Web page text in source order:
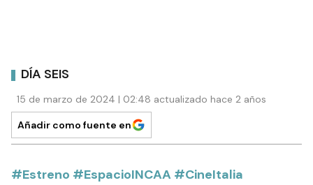
DÍA SEIS
15 de marzo de 2024 | 02:48 actualizado hace 2 años
Añadir como fuente en
#Estreno #EspacioINCAA #CineItalia